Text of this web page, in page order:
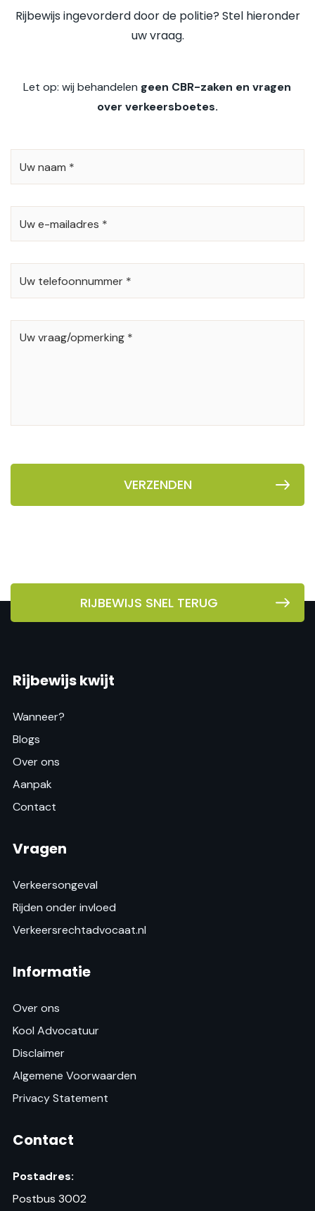
Rijbewijs ingevorderd door de politie? Stel hieronder
uw vraag.
Let op: wij behandelen geen CBR-zaken en vragen
over verkeersboetes.
NAAM
E-
TELEFOONNUMMER
UW
VRAAG/OPMERKING
RIJBEWIJS SNEL TERUG
Rijbewijs kwijt
Wanneer?
Blogs
Over ons
Aanpak
Contact
Vragen
Verkeersongeval
Rijden onder invloed
Verkeersrechtadvocaat.nl
Informatie
Over ons
Kool Advocatuur
Disclaimer
Algemene Voorwaarden
Privacy Statement
Contact
Postadres:
Postbus 3002